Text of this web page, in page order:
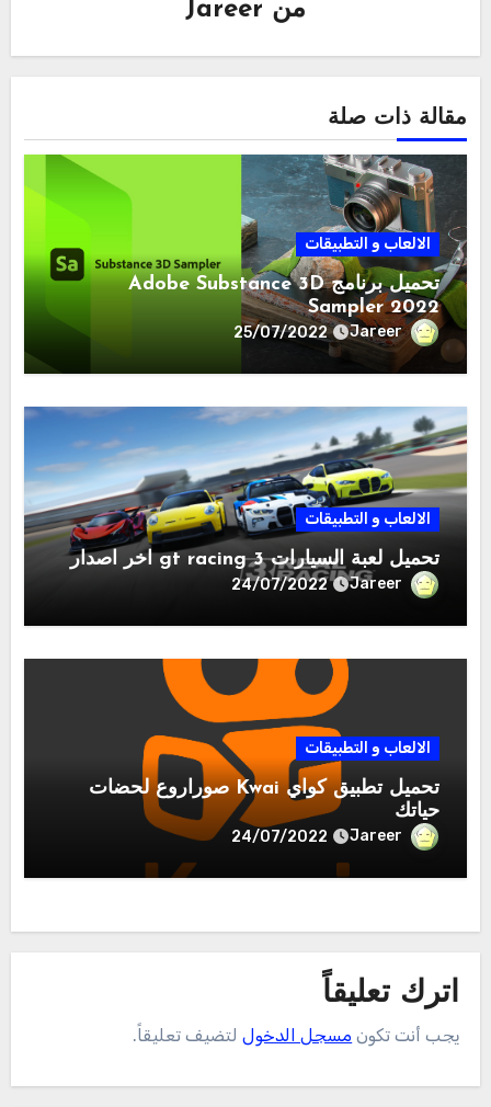
من Jareer
مقالة ذات صلة
الالعاب و التطبيقات
تحميل برنامج Adobe Substance 3D
Sampler 2022
Jareer
25/07/2022
الالعاب و التطبيقات
تحميل لعبة السيارات gt racing 3 اخر اصدار
Jareer
24/07/2022
الالعاب و التطبيقات
تحميل تطبيق كواي Kwai صوراروع لحضات
حياتك
Jareer
24/07/2022
اترك تعليقاً
يجب أنت تكون مسجل الدخوللتضيف تعليقاً.